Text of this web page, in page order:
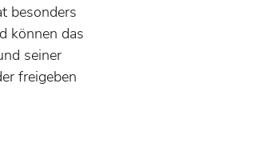
besonders
können das
seiner
freigeben